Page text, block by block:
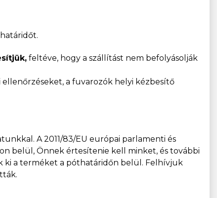
feltéve, hogy a szállítást nem befolyásolják
a fuvarozók helyi kézbesítő
A 2011/83/EU európai parlamenti és
belül, Önnek értesítenie kell minket, és további
ki a terméket a póthatáridőn belül. Felhívjuk